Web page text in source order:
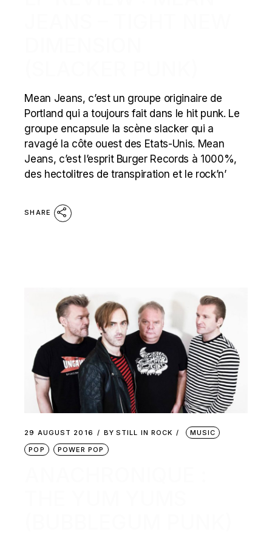
Mean Jeans, c’est un groupe originaire de
Portland qui a toujours fait dans le hit punk. Le
groupe encapsule la scène slacker qui a
ravagé la côte ouest des Etats-Unis. Mean
Jeans, c’est l’esprit Burger Records à 1000%,
des hectolitres de transpiration et le rock’n’
SHARE
29 AUGUST 2016 BY STILL IN ROCK
MUSIC
POP
POWER POP